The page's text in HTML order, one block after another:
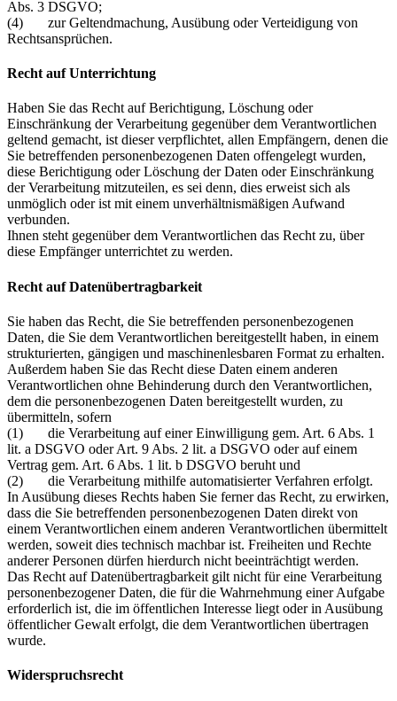
Abs. 3 DSGVO;
(4) zur Geltendmachung, Ausübung oder Verteidigung von
Rechtsansprüchen.
Recht auf Unterrichtung
Haben Sie das Recht auf Berichtigung, Löschung oder
Einschränkung der Verarbeitung gegenüber dem Verantwortlichen
geltend gemacht, ist dieser verpflichtet, allen Empfängern, denen die
Sie betreffenden personenbezogenen Daten offengelegt wurden,
diese Berichtigung oder Löschung der Daten oder Einschränkung
der Verarbeitung mitzuteilen, es sei denn, dies erweist sich als
unmöglich oder ist mit einem unverhältnismäßigen Aufwand
verbunden.
Ihnen steht gegenüber dem Verantwortlichen das Recht zu, über
diese Empfänger unterrichtet zu werden.
Recht auf Datenübertragbarkeit
Sie haben das Recht, die Sie betreffenden personenbezogenen
Daten, die Sie dem Verantwortlichen bereitgestellt haben, in einem
strukturierten, gängigen und maschinenlesbaren Format zu erhalten.
Außerdem haben Sie das Recht diese Daten einem anderen
Verantwortlichen ohne Behinderung durch den Verantwortlichen,
dem die personenbezogenen Daten bereitgestellt wurden, zu
übermitteln, sofern
(1) die Verarbeitung auf einer Einwilligung gem. Art. 6 Abs. 1
lit. a DSGVO oder Art. 9 Abs. 2 lit. a DSGVO oder auf einem
Vertrag gem. Art. 6 Abs. 1 lit. b DSGVO beruht und
(2) die Verarbeitung mithilfe automatisierter Verfahren erfolgt.
In Ausübung dieses Rechts haben Sie ferner das Recht, zu erwirken,
dass die Sie betreffenden personenbezogenen Daten direkt von
einem Verantwortlichen einem anderen Verantwortlichen übermittelt
werden, soweit dies technisch machbar ist. Freiheiten und Rechte
anderer Personen dürfen hierdurch nicht beeinträchtigt werden.
Das Recht auf Datenübertragbarkeit gilt nicht für eine Verarbeitung
personenbezogener Daten, die für die Wahrnehmung einer Aufgabe
erforderlich ist, die im öffentlichen Interesse liegt oder in Ausübung
öffentlicher Gewalt erfolgt, die dem Verantwortlichen übertragen
wurde.
Widerspruchsrecht